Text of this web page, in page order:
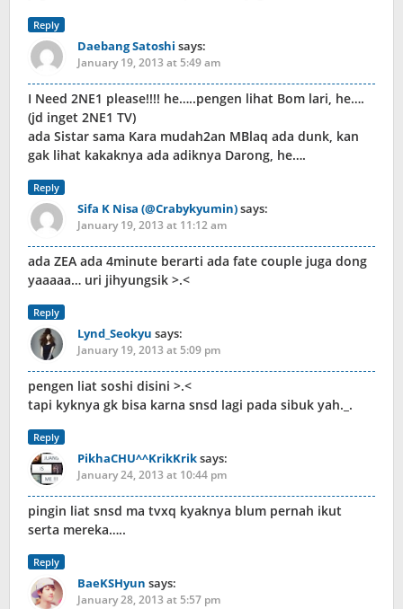
Reply
Daebang Satoshi says:
January 19, 2013 at 5:49 am
I Need 2NE1 please!!!! he…..pengen lihat Bom lari, he….
(jd inget 2NE1 TV)
ada Sistar sama Kara mudah2an MBlaq ada dunk, kan
gak lihat kakaknya ada adiknya Darong, he….
Reply
Sifa K Nisa (@Crabykyumin)says:
January 19, 2013 at 11:12 am
ada ZEA ada 4minute berarti ada fate couple juga dong
yaaaaa… uri jihyungsik >.<
Reply
Lynd_Seokyu says:
January 19, 2013 at 5:09 pm
pengen liat soshi disini >.<
tapi kyknya gk bisa karna snsd lagi pada sibuk yah._.
Reply
PikhaCHU^^KrikKriksays:
January 24, 2013 at 10:44 pm
pingin liat snsd ma tvxq kyaknya blum pernah ikut
serta mereka…..
Reply
BaeKSHyun says:
January 28, 2013 at 5:57 pm